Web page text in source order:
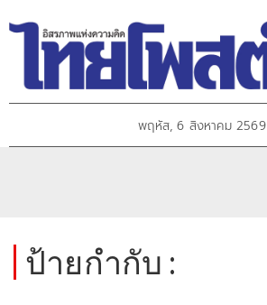
พฤหัส, 6 สิงหาคม 2569
ป้ายกำกับ :